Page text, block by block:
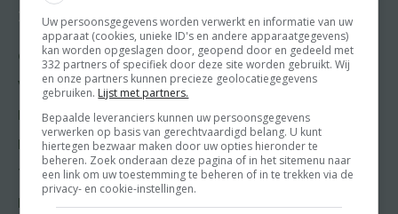
restaurant en bij welk terras moet je beslist even
aanmeren voor een spectaculair uitzicht? Den Helder,
Bergen aan Zee, Cadzand: de dames Freud en Prins
gidsen je met veel culinaire kennis en een fijn oog voor
kwaliteit en vakmanschap langs de beste adresjes langs
onze Noordzeekust.
Jonah Freud geniet naam en faam als eigenares van dé
kookboekhandel van Nederland. Ze recenseert
Recepten
Gangen
Voorgerecht
Hoofdgerecht
Nagerecht
Tussengerecht
Meer van Food and
Friends
Shop
Friends
Kooktips
Uw persoonsgegevens worden verwerkt en informatie van uw
apparaat (cookies, unieke ID's en andere apparaatgegevens)
kan worden opgeslagen door, geopend door en gedeeld met
332 partners of specifiek door deze site worden gebruikt. Wij
en onze partners kunnen precieze geolocatiegegevens
gebruiken. Lijst met partners.
Bepaalde leveranciers kunnen uw persoonsgegevens
verwerken op basis van gerechtvaardigd belang. U kunt
hiertegen bezwaar maken door uw opties hieronder te
beheren. Zoek onderaan deze pagina of in het sitemenu naar
een link om uw toestemming te beheren of in te trekken via de
privacy- en cookie-instellingen.